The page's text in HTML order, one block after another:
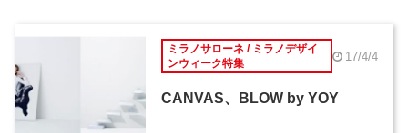
ミラノサローネ / ミラノデザイ
ンウィーク特集
17/4/4
CANVAS、BLOW by YOY